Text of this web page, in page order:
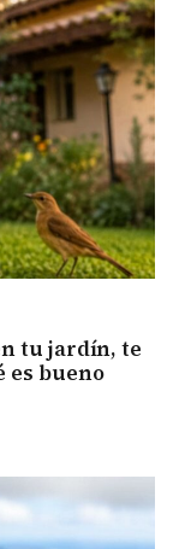
tu jardín, te
es bueno